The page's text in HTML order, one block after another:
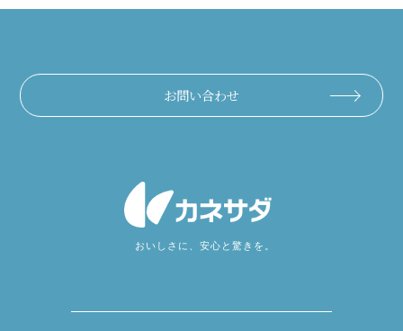
お問い合わせ